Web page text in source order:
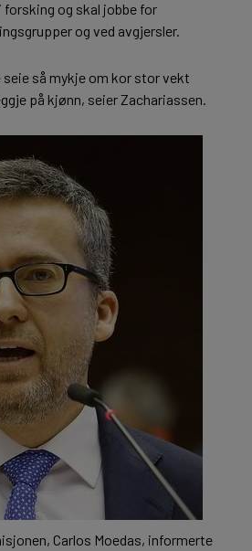
og skal jobbe for
og ved avgjersler.
så mykje om kor stor vekt
på kjønn, seier Zachariassen.
Carlos Moedas, informerte